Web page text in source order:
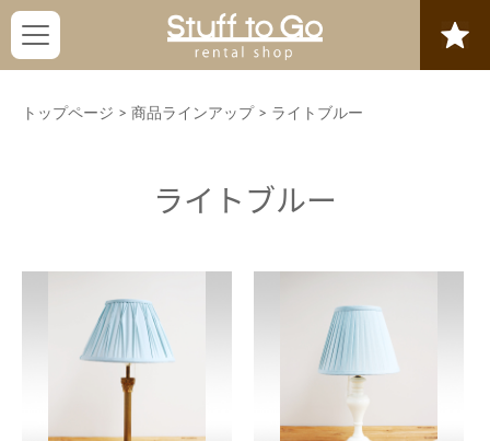
トップページ > 商品ラインアップ > ライトブルー
ライトブルー